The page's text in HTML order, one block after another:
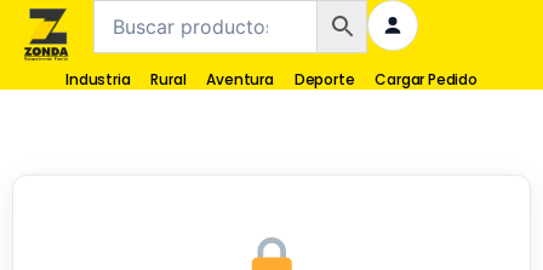
Industria Rural Aventura Deporte Cargar Pedido